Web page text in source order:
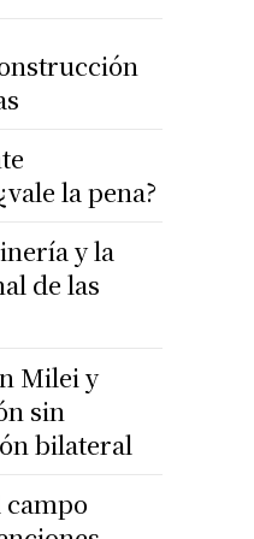
la pena?
y la
de las
Milei y
sin
bilateral
campo